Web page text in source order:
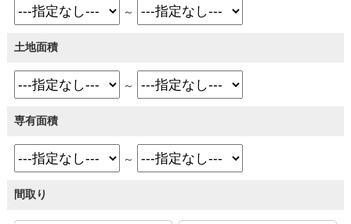
～
土地面積
～
専有面積
～
間取り